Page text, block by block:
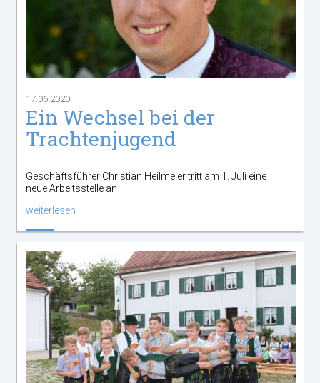
17.06.2020
Ein Wechsel bei der
Trachtenjugend
Geschäftsführer Christian Heilmeier tritt am 1. Juli eine
neue Arbeitsstelle an
weiterlesen